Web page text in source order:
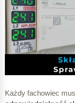
Każdy fachowiec